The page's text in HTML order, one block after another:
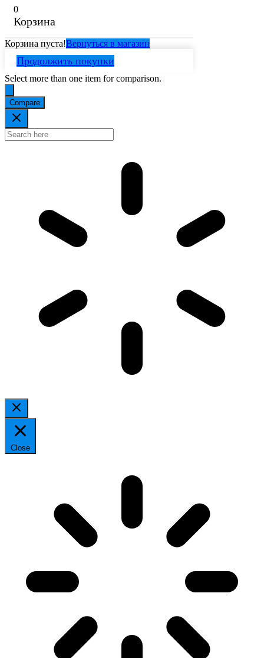
0
Корзина
Корзина пуста!Вернуться в магазин
Продолжить покупки
Select more than one item for comparison.
Compare
Close